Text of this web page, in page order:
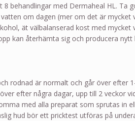
8 behandlingar med Dermaheal HL. Ta
om dagen (mer om det är
ät välbalanserad kost med mycket
kan återhämta sig och producera nytt
rodnad är normalt och går över efter
efter några dagar, upp till 2 veckor
med alla preparat som sprutas in
hud bör ett pricktest utföras på